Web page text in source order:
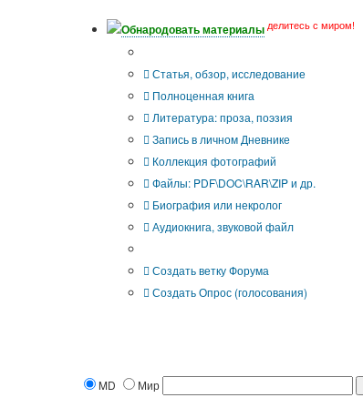
Обнародовать материалы делитесь с миром!
Статья, обзор, исследование
Полноценная книга
Литература: проза, поэзия
Запись в личном Дневнике
Коллекция фотографий
Файлы: PDF\DOC\RAR\ZIP и др.
Биография или некролог
Аудиокнига, звуковой файл
Создать ветку Форума
Создать Опрос (голосования)
MD Мир